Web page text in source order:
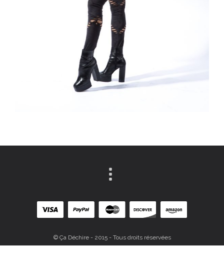
© Ça Déchire - 2015 - Tous droits réservées